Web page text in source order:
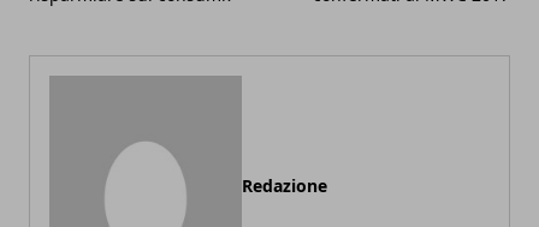
Redazione